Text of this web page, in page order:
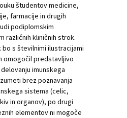
študentov medicine,
farmacije in drugih
podiplomskim
različnih kliničnih strok.
s številnimi ilustracijami
omogočil predstavljivo
imunskega
brez poznavanja
sistema (celic,
in organov), po drugi
elementov ni mogoče